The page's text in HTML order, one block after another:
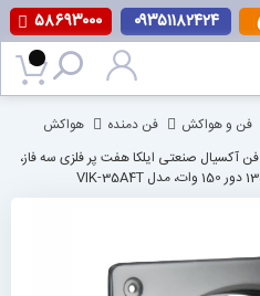
۵۸۶۹۳۰۰۰ ۰۹۳۵۱۱۸۲۴۲۴
فن و هواکش فن دمنده
هواکش
فن آکسیال صنعتی ایلکا هفت پر فلزی سه فاز،